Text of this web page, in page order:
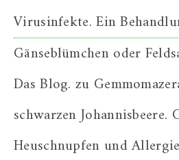
Virusinfekte. Ein
Gänseblümchen oder
Das Blog. zu
schwarzen Johannisbeere.
Heuschnupfen und